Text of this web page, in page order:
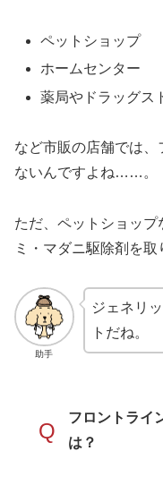
ペットショップ
ホームセンター
薬局やドラッグス
など市販の店舗では
ないんですよね……。
ただ、ペットショップ
ミ・マダニ駆除剤を取
助手
ジェネリ
トだね。
Q
フロントライ
は？